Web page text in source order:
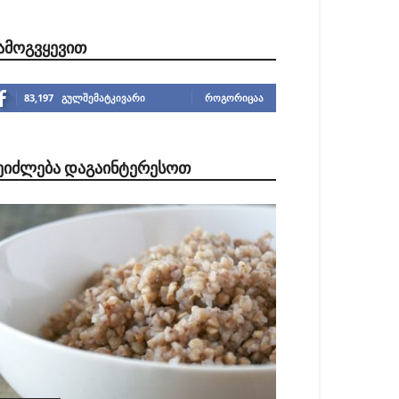
83,197 გულშემატკივარი ᲠᲝᲒᲝᲠᲘᲪᲐᲐ
ᲓᲐᲒᲐᲘᲜᲢᲔᲠᲔᲡᲝᲗ